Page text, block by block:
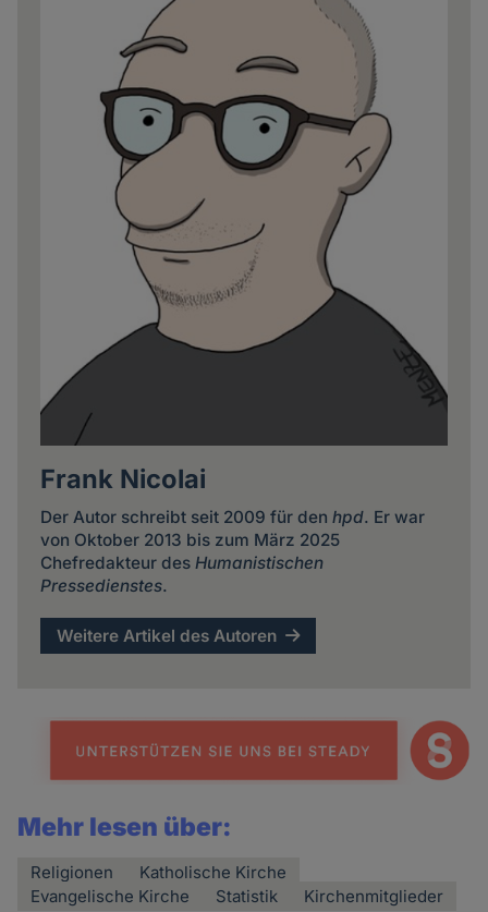
Frank Nicolai
Der Autor schreibt seit 2009 für den hpd. Er war
von Oktober 2013 bis zum März 2025
Chefredakteur des Humanistischen
Pressedienstes.
Weitere Artikel des Autoren
Mehr lesen über:
Religionen
Katholische Kirche
Evangelische Kirche
Statistik Kirchenmitglieder